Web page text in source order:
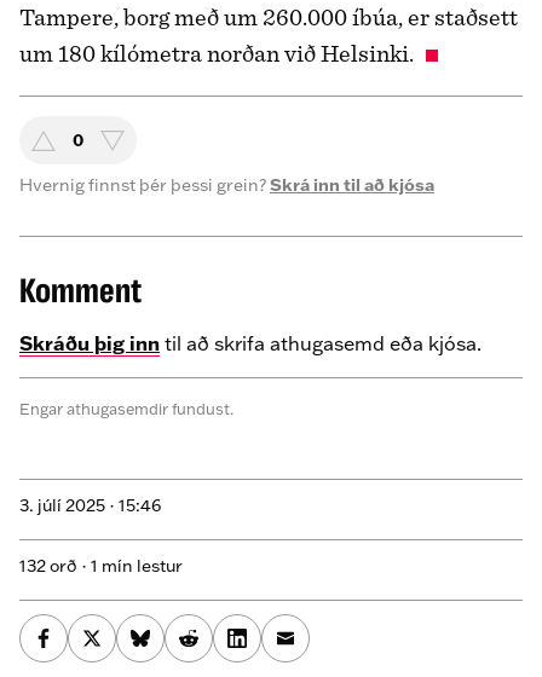
Tampere, borg með um 260.000 íbúa, er staðsett
um 180 kílómetra norðan við Helsinki.
0
Hvernig finnst þér þessi grein?Skrá inn til að kjósa
Komment
Skráðu þig inn til að skrifa athugasemd eða kjósa.
Engar athugasemdir fundust.
3. júlí 2025 · 15:46
132 orð · 1 mín lestur